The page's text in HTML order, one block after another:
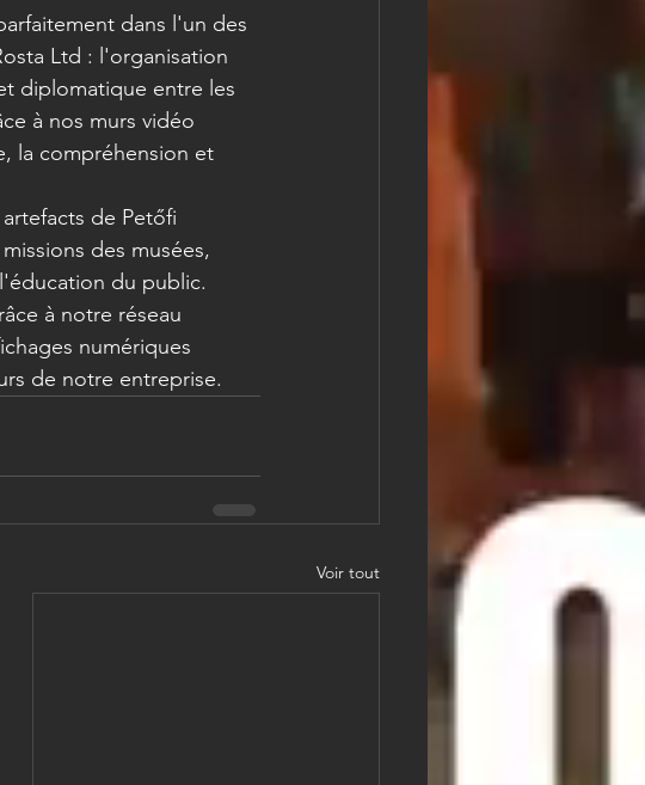
dans l'un des
Ltd : l'organisation
diplomatique entre les
à nos murs vidéo
la compréhension et
de Petőfi
des musées,
du public.
à notre réseau
numériques
de notre entreprise.
Voir tout